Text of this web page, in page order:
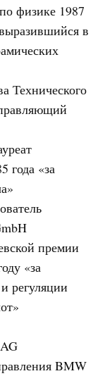
физике 1987
в
Технического
года «за
премии
«за
регуляции
BMW